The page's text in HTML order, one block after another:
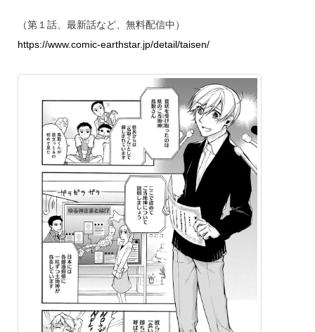
（第１話、最新話など、無料配信中）
https://www.comic-earthstar.jp/detail/taisen/